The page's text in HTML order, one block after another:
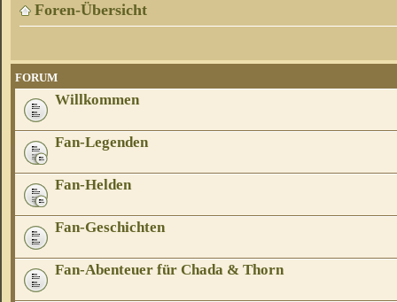
Foren-Übersicht
FORUM
Willkommen
Fan-Legenden
Fan-Helden
Fan-Geschichten
Fan-Abenteuer für Chada & Thorn